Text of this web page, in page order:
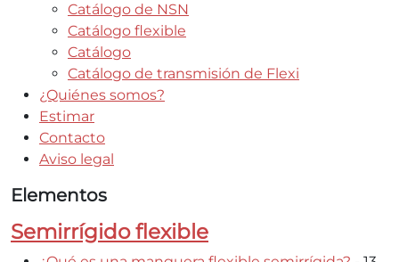
Catálogo de NSN
Catálogo flexible
Catálogo
Catálogo de transmisión de Flexi
¿Quiénes somos?
Estimar
Contacto
Aviso legal
Elementos
Semirrígido flexible